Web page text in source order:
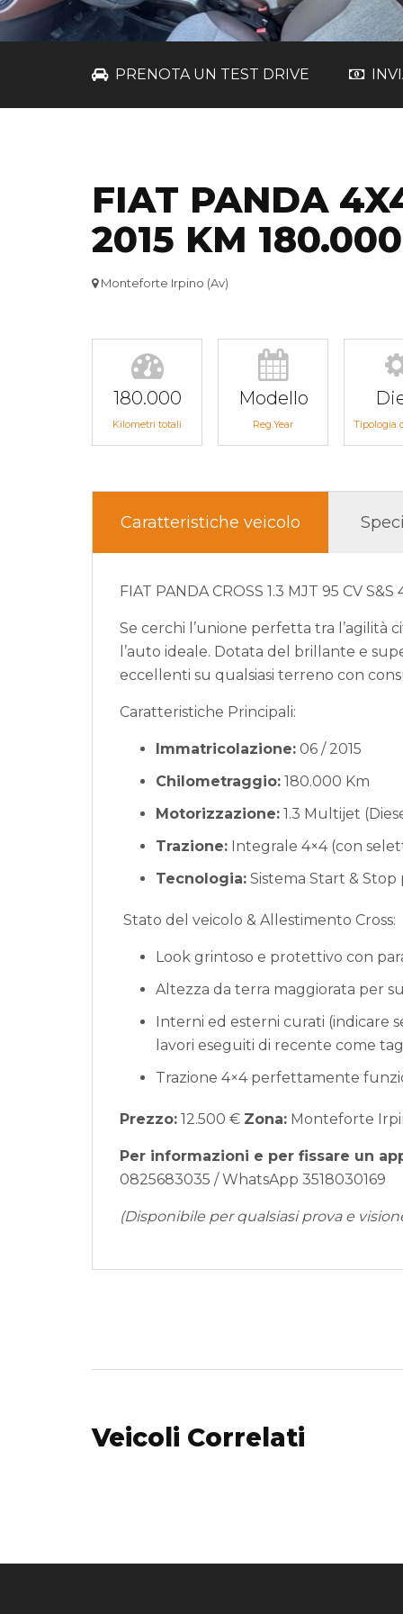
PRENOTA UN TEST DRIVE
FIAT PANDA
2015 KM 180.000
Monteforte Irpino (Av)
180.000
Kilometri totali
Modello
Reg.Year Tipologia
Caratteristiche veicolo
FIAT PANDA CROSS 1.3 MJT 95 CV
Se cerchi l’unione perfetta tra l’agilità
l’auto ideale. Dotata del brillante e
eccellenti su qualsiasi terreno con
Caratteristiche Principali:
Immatricolazione: 06 / 2015
Chilometraggio: 180.000 Km
Motorizzazione: 1.3 Multijet
Trazione: Integrale 4×4 (con
Tecnologia: Sistema Start & Stop
️ Stato del veicolo & Allestimento Cross:
Look grintoso e protettivo con
Altezza da terra maggiorata per
Interni ed esterni curati (indicare
lavori eseguiti di recente come
Trazione 4×4 perfettamente
Prezzo: 12.500 € Zona: Monteforte
Per informazioni e per fissare un
0825683035 / WhatsApp 3518030169
(Disponibile per qualsiasi prova e
Veicoli Correlati